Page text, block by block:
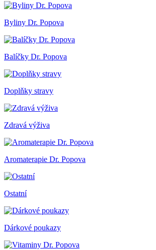
Byliny Dr. Popova
Balíčky Dr. Popova
Doplňky stravy
Zdravá výživa
Aromaterapie Dr. Popova
Ostatní
Dárkové poukazy